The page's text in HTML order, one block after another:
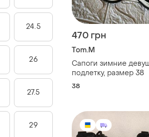
24.5
26
27.5
29
470 грн
Tom.M
Сапоги зимние
подлетку, размер 38
38